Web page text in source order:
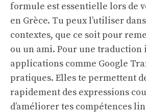
formule est essentielle lors de
en Grèce. Tu peux l’utiliser
contextes, que ce soit pour
ou un ami. Pour une traduction
applications comme Google
pratiques. Elles te permettent
rapidement des expressions
d’améliorer tes compétences